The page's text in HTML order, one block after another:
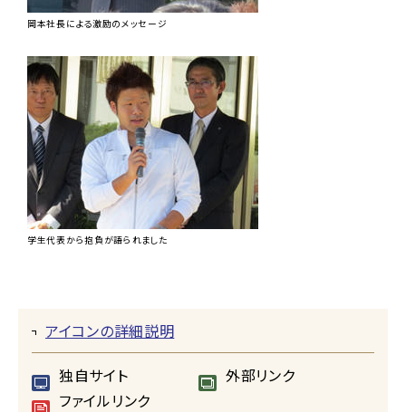
岡本社長による激励のメッセージ
学生代表から抱負が語られました
アイコンの詳細説明
独自サイト
外部リンク
ファイルリンク